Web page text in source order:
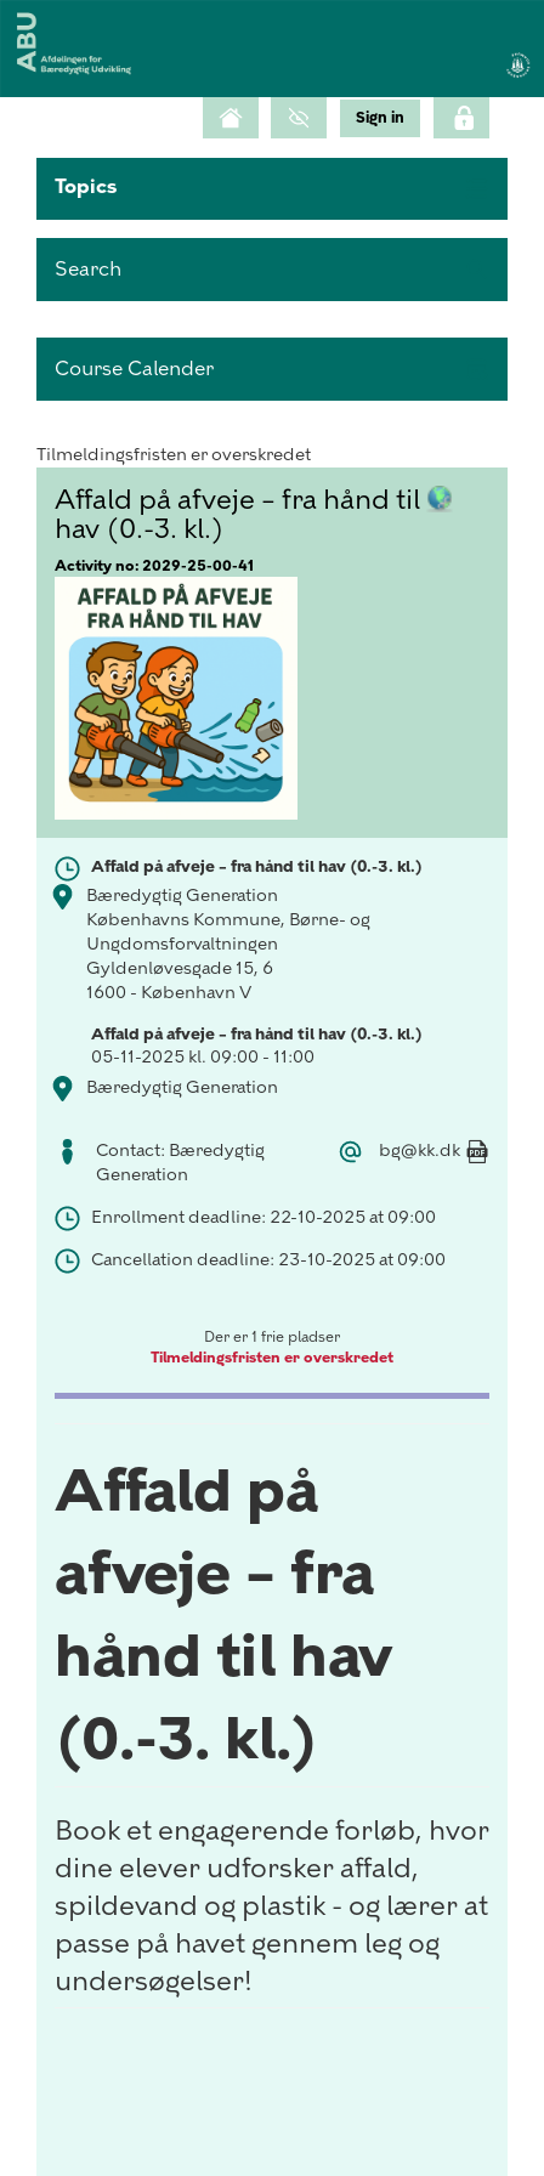
Topics
Search
Course Calender
Tilmeldingsfristen er overskredet
Affald på afveje – fra hånd til
hav (0.-3. kl.)
Activity no: 2029-25-00-41
Affald på afveje – fra hånd til hav (0.-3. kl.)
Bæredygtig Generation
Københavns Kommune, Børne- og
Ungdomsforvaltningen
Gyldenløvesgade 15, 6
1600 - København V
Affald på afveje – fra hånd til hav (0.-3. kl.)
05-11-2025 kl. 09:00 - 11:00
Bæredygtig Generation
Contact: Bæredygtig
Generation
bg@kk.dk
Enrollment deadline: 22-10-2025 at 09:00
Cancellation deadline: 23-10-2025 at 09:00
Der er 1 frie pladser
Tilmeldingsfristen er overskredet
Affald på
afveje – fra
hånd til hav
(0.-3. kl.)
Book et engagerende forløb, hvor
dine elever udforsker affald,
spildevand og plastik - og lærer at
passe på havet gennem leg og
undersøgelser!